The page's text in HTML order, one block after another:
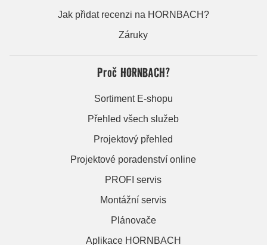
Jak přidat recenzi na HORNBACH?
Záruky
Proč HORNBACH?
Sortiment E-shopu
Přehled všech služeb
Projektový přehled
Projektové poradenství online
PROFI servis
Montážní servis
Plánovače
Aplikace HORNBACH